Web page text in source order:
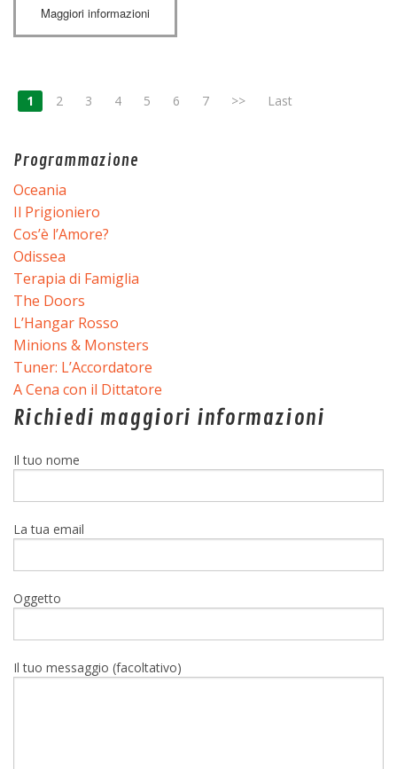
Maggiori informazioni
1 2 3 4 5 6 7 >> Last
Programmazione
Oceania
Il Prigioniero
Cos’è l’Amore?
Odissea
Terapia di Famiglia
The Doors
L’Hangar Rosso
Minions & Monsters
Tuner: L’Accordatore
A Cena con il Dittatore
Richiedi maggiori informazioni
Il tuo nome
La tua email
Oggetto
Il tuo messaggio (facoltativo)